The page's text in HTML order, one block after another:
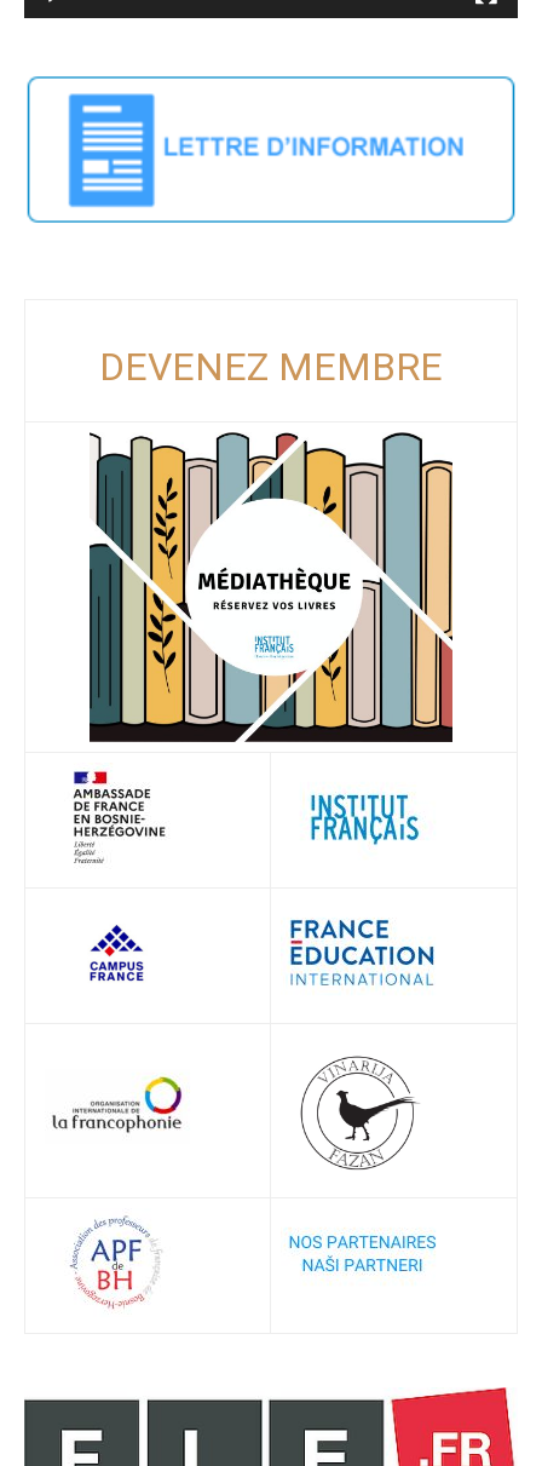
DEVENEZ MEMBRE